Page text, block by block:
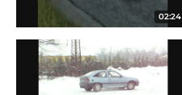
02:24